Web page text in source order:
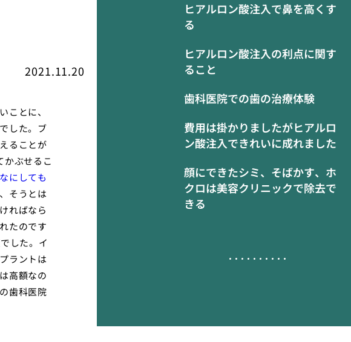
ヒアルロン酸注入で鼻を高くす
る
ヒアルロン酸注入の利点に関す
ること
歯科医院での歯の治療体験
費用は掛かりましたがヒアルロ
ン酸注入できれいに成れました
顔にできたシミ、そばかす、ホ
クロは美容クリニックで除去で
きる
2021.11.20
ことに、
した。ブ
ることが
かぶせるこ
にしても
そうとは
ればなら
たのです
した。イ
ラントは
高額なの
歯科医院